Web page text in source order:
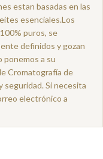
estan basadas en las
esenciales.Los
puros, se
definidos y gozan
ponemos a su
Cromatografía de
seguridad. Si necesita
electrónico a